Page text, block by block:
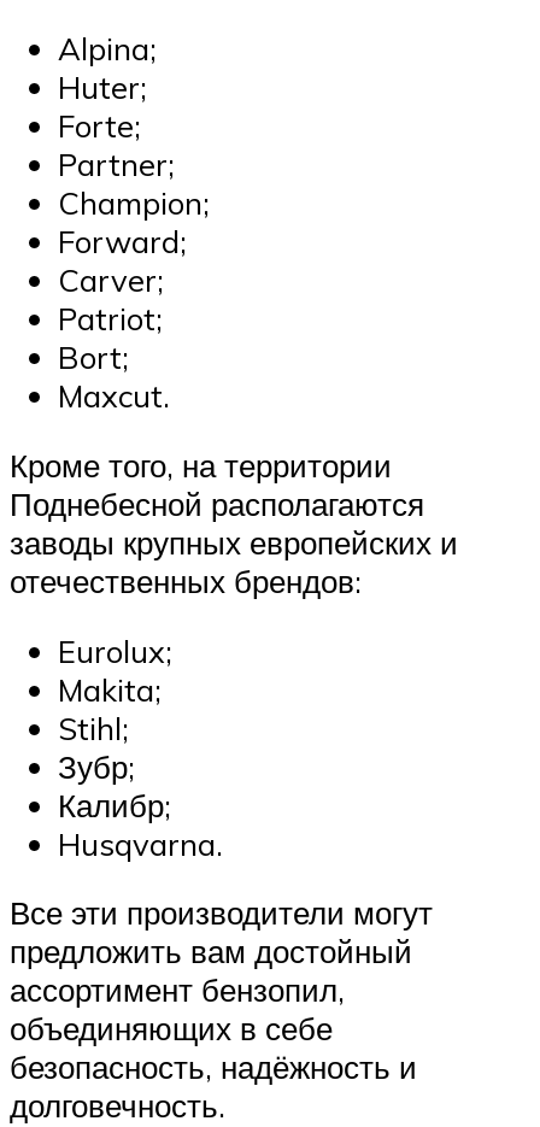
Alpina;
Huter;
Forte;
Partner;
Champion;
Forward;
Carver;
Patriot;
Bort;
Maxcut.
Кроме того, на территории
Поднебесной располагаются
заводы крупных европейских и
отечественных брендов:
Eurolux;
Makita;
Stihl;
Зубр;
Калибр;
Husqvarna.
Все эти производители могут
предложить вам достойный
ассортимент бензопил,
объединяющих в себе
безопасность, надёжность и
долговечность.